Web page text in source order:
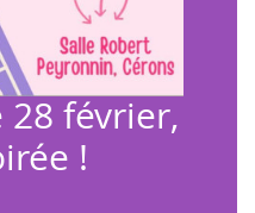
28 février,
!